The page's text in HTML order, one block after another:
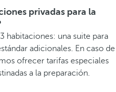
privadas para la
habitaciones: una suite para
adicionales. En caso de
ofrecer tarifas especiales
a la preparación.